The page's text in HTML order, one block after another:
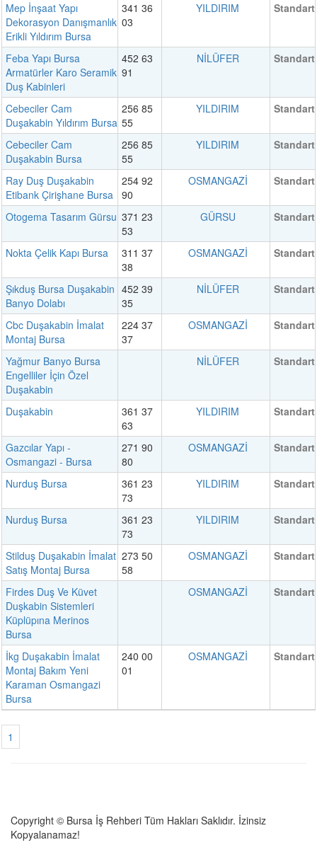
Mep İnşaat Yapı
Dekorasyon Danışmanlık
Erikli Yıldırım Bursa
341 36
03
YILDIRIM Standart
Feba Yapı Bursa
Armatürler Karo Seramik
Duş Kabinleri
452 63
91
NİLÜFER Standart
Cebeciler Cam
Duşakabin Yıldırım Bursa
256 85
55
YILDIRIM Standart
Cebeciler Cam
Duşakabin Bursa
256 85
55
YILDIRIM Standart
Ray Duş Duşakabin
Etibank Çirişhane Bursa
254 92
90
OSMANGAZİ Standart
Otogema Tasarım Gürsu 371 23
53
GÜRSU Standart
Nokta Çelik Kapı Bursa
311 37
38
OSMANGAZİ Standart
Şıkduş Bursa Duşakabin
Banyo Dolabı
452 39
35
NİLÜFER Standart
Cbc Duşakabin İmalat
Montaj Bursa
224 37
37
OSMANGAZİ Standart
Yağmur Banyo Bursa
Engelliler İçin Özel
Duşakabin
NİLÜFER Standart
Duşakabin
361 37
63
YILDIRIM Standart
Gazcılar Yapı -
Osmangazi - Bursa
271 90
80
OSMANGAZİ Standart
Nurduş Bursa
361 23
73
YILDIRIM Standart
Nurduş Bursa
361 23
73
YILDIRIM Standart
Stilduş Duşakabin İmalat
Satış Montaj Bursa
273 50
58
OSMANGAZİ Standart
Firdes Duş Ve Küvet
Duşkabin Sistemleri
Küplüpına Merinos
Bursa
OSMANGAZİ Standart
İkg Duşakabin İmalat
Montaj Bakım Yeni
Karaman Osmangazi
Bursa
240 00
01
OSMANGAZİ Standart
1
Copyright © Bursa İş Rehberi Tüm Hakları Saklıdır. İzinsiz
Kopyalanamaz!